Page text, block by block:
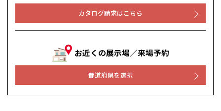
カタログ請求はこちら
お近くの展示場／来場予約
都道府県を選択
全国の展示場
札幌
東北
お近くのイベント
札幌
札幌
東北